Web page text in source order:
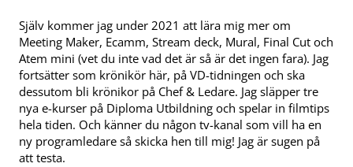
Själv kommer jag under 2021 att lära mig mer om
Meeting Maker, Ecamm, Stream deck, Mural, Final Cut och
Atem mini (vet du inte vad det är så är det ingen fara). Jag
fortsätter som krönikör här, på VD-tidningen och ska
dessutom bli krönikor på Chef & Ledare. Jag släpper tre
nya e-kurser på Diploma Utbildning och spelar in filmtips
hela tiden. Och känner du någon tv-kanal som vill ha en
ny programledare så skicka hen till mig! Jag är sugen på
att testa.